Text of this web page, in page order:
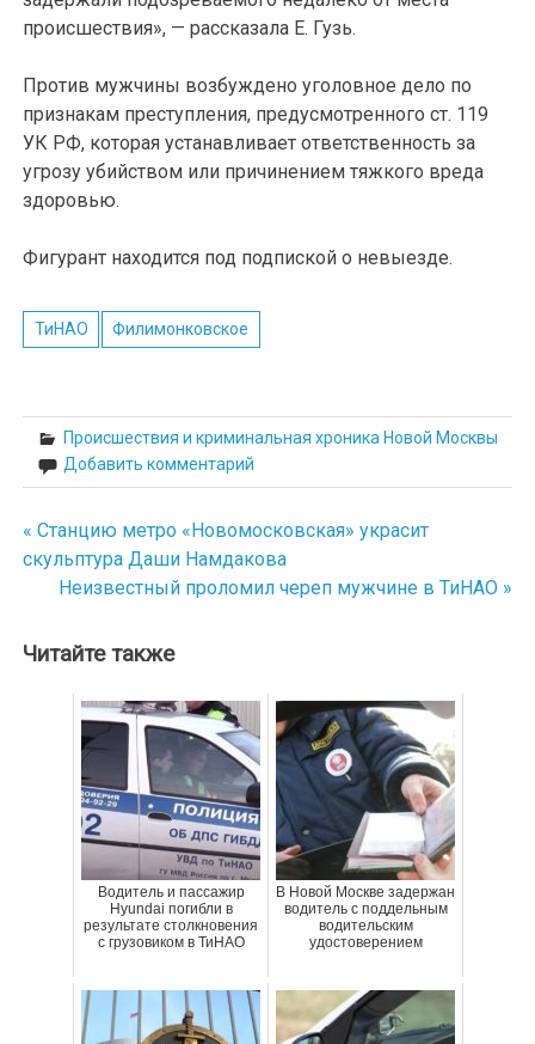
происшествия», — рассказала Е. Гузь.
Против мужчины возбуждено уголовное дело по
признакам преступления, предусмотренного ст. 119
УК РФ, которая устанавливает ответственность за
угрозу убийством или причинением тяжкого вреда
здоровью.
Фигурант находится под подпиской о невыезде.
ТиНАО Филимонковское
Происшествия и криминальная хроника Новой Москвы
Добавить комментарий
Навигация
по
« Станцию метро «Новомосковская» украсит
скульптура Даши Намдакова
Неизвестный проломил череп мужчине в ТиНАО »
Читайте также
Водитель и пассажир
Hyundai погибли в
результате столкновения
с грузовиком в ТиНАО
В Новой Москве задержан
водитель с поддельным
водительским
удостоверением